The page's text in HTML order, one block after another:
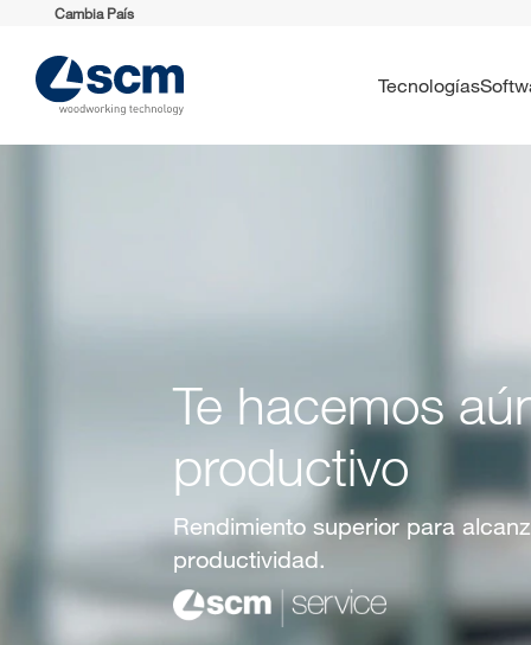
Cambia País
Tecnologías
Te hacemos
productivo
Rendimiento superior para
productividad.